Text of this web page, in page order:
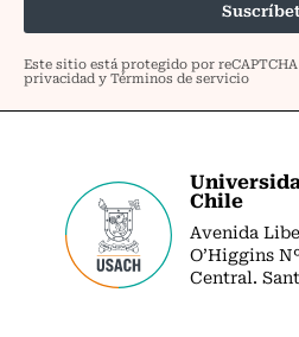
Chile
Avenida
O’Higgins
Central.